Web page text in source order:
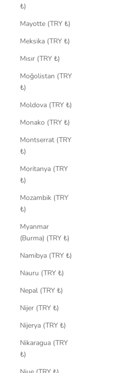
₺)
Mayotte (TRY ₺)
Meksika (TRY ₺)
Mısır (TRY ₺)
Moğolistan (TRY
₺)
Moldova (TRY ₺)
Monako (TRY ₺)
Montserrat (TRY
₺)
Moritanya (TRY
₺)
Mozambik (TRY
₺)
Myanmar
(Burma) (TRY ₺)
Namibya (TRY ₺)
Nauru (TRY ₺)
Nepal (TRY ₺)
Nijer (TRY ₺)
Nijerya (TRY ₺)
Nikaragua (TRY
₺)